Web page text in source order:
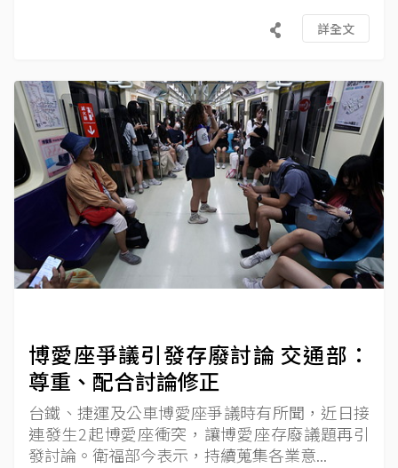
詳全文
博愛座爭議引發存廢討論 交通部：
尊重、配合討論修正
台鐵、捷運及公車博愛座爭議時有所聞，近日接
連發生2起博愛座衝突，讓博愛座存廢議題再引
發討論。衛福部今表示，持續蒐集各業意...